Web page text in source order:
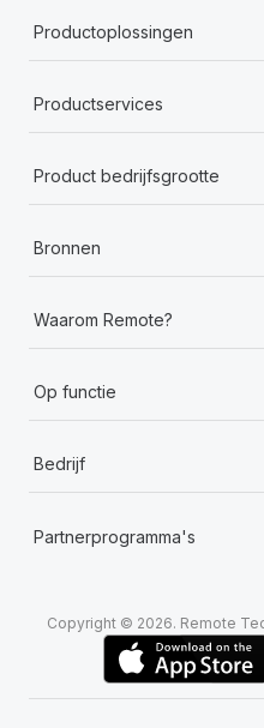
Productoplossingen
Productservices
Product bedrijfsgrootte
Bronnen
Waarom Remote?
Op functie
Bedrijf
Partnerprogramma's
Copyright © 2026. Remote